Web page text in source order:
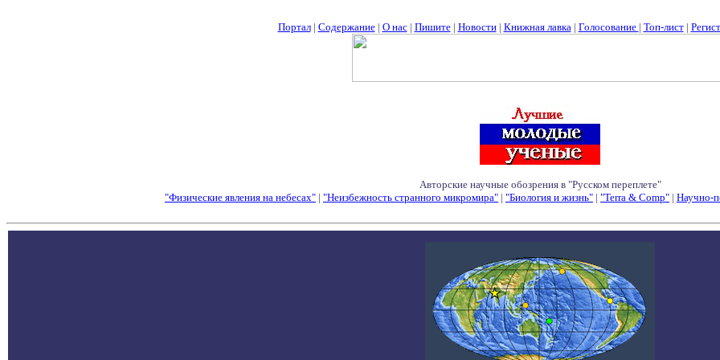
Портал| Содержание| О нас| Пишите| Новости| Книжная лавка| Голосование | Топ-лист|
Авторские научные обозрения в "Русском переплете"
"Физические явления на небесах" | "Неизбежность странного микромира" | "Биология и жизнь" | "Terra & Comp" | Научно-